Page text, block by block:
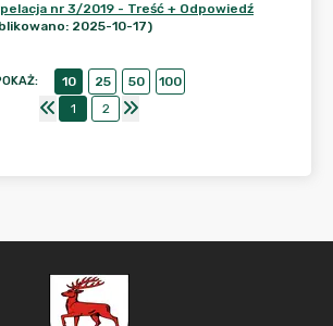
nr 3/2019 - Treść + Odpowiedź
2025-10-17)
: 10 25 50
100
1
2